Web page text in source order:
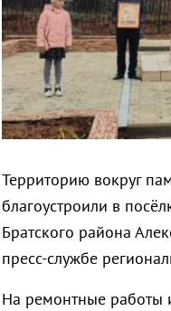
Территорию вокруг
благоустроили в
Братского района
пресс-службе
На ремонтные работы